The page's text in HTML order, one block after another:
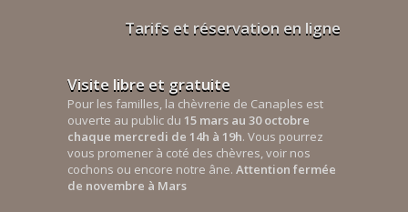
Tarifs et réservation en ligne
Visite libre et gratuite
Pour les familles, la chèvrerie de Canaples est
ouverte au public du 15 mars au 30 octobre
chaque mercredi de 14h à 19h. Vous pourrez
vous promener à coté des chèvres, voir nos
cochons ou encore notre âne. Attention fermée
de novembre à Mars